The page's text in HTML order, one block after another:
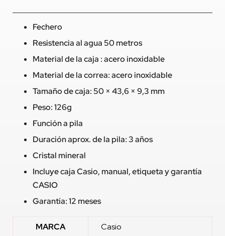
Fechero
Resistencia al agua 50 metros
Material de la caja : acero inoxidable
Material de la correa: acero inoxidable
Tamaño de caja: 50 × 43,6 × 9,3 mm
Peso: 126g
Función a pila
Duración aprox. de la pila: 3 años
Cristal mineral
Incluye caja Casio, manual, etiqueta y garantía
CASIO
Garantía: 12 meses
MARCA Casio